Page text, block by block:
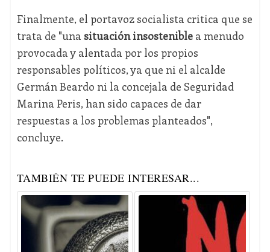
Finalmente, el portavoz socialista critica que se
trata de "una situación insosteniblea menudo
provocada y alentada por los propios
responsables políticos, ya que ni el alcalde
Germán Beardo ni la concejala de Seguridad
Marina Peris, han sido capaces de dar
respuestas a los problemas planteados",
concluye.
TAMBIÉN TE PUEDE INTERESAR...